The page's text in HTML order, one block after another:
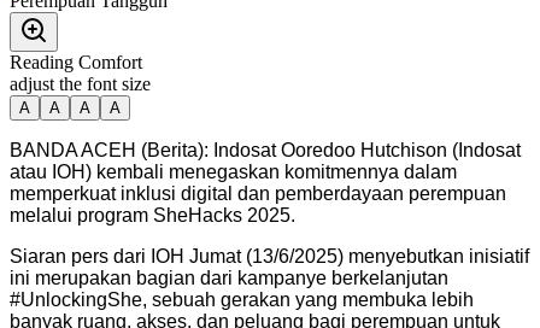
Reading Comfort
adjust the font size
A A A A
BANDA ACEH (Berita): Indosat Ooredoo Hutchison (Indosat
atau IOH) kembali menegaskan komitmennya dalam
memperkuat inklusi digital dan pemberdayaan perempuan
melalui program SheHacks 2025.
Siaran pers dari IOH Jumat (13/6/2025) menyebutkan inisiatif
ini merupakan bagian dari kampanye berkelanjutan
#UnlockingShe, sebuah gerakan yang membuka lebih
banyak ruang, akses, dan peluang bagi perempuan untuk